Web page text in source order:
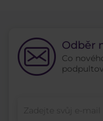
Odběr
Co